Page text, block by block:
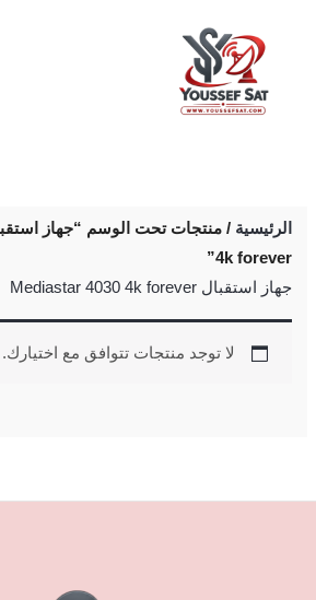
الرئيسية
4k forever”
جهاز استقبال Mediastar 4030 4k forever
لا توجد منتجات تتوافق مع اختيارك.